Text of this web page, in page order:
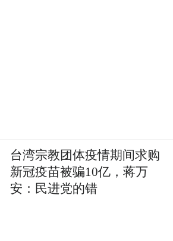
台湾宗教团体疫情期间求购
新冠疫苗被骗10亿，蒋万
安：民进党的错